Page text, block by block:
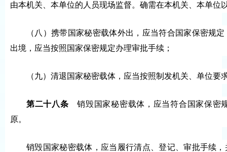
由本机关、本单位的人员现场监督。确需在本机关、本单位
（八）携带国家秘密载体外出，应当符合国家保密规
出境，应当按照国家保密规定办理审批手续；
（九）清退国家秘密载体，应当按照制发机关、单位要
第二十八条 销毁国家秘密载体，应当符合国家保密
原。
销毁国家秘密载体，应当履行清点、登记、审批手续